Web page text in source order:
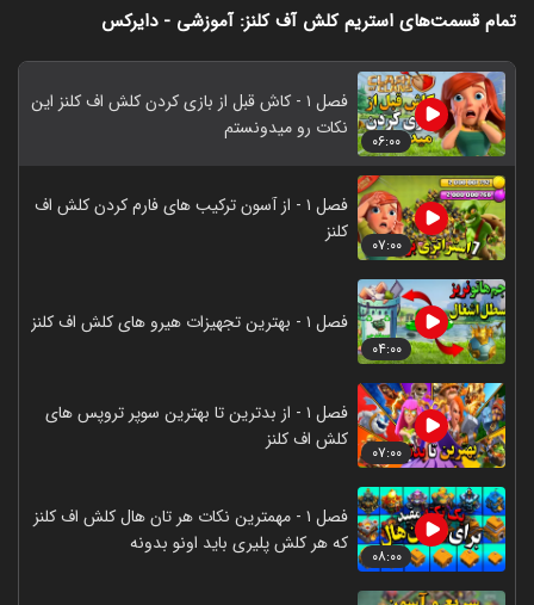
تمام قسمت‌های استریم کلش آف کلنز: آموزشی - دایرکس
۰۶:۰۰
فصل ۱ - کاش قبل از بازی کردن کلش اف کلنز این
نکات رو میدونستم
۰۷:۰۰
فصل ۱ - از آسون ترکیب های فارم کردن کلش اف
کلنز
۰۴:۰۰
فصل ۱ - بهترین تجهیزات هیرو های کلش اف کلنز
۰۷:۰۰
فصل ۱ - از بدترین تا بهترین سوپر تروپس های
کلش اف کلنز
۰۸:۰۰
فصل ۱ - مهمترین نکات هر تان هال کلش اف کلنز
که هر کلش پلیری باید اونو بدونه